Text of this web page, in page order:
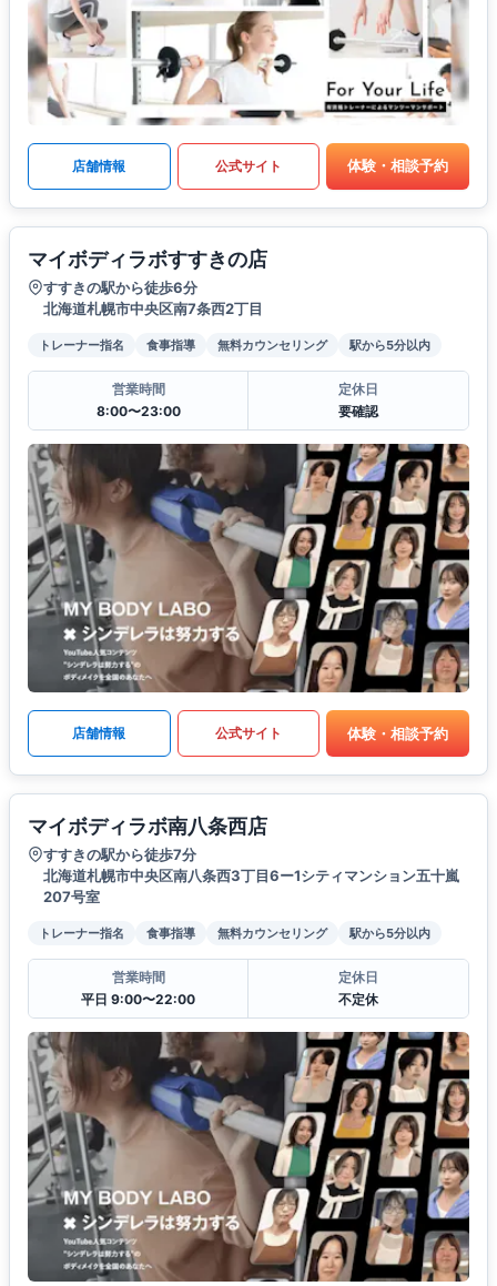
店舗情報 公式サイト 体験・相談予約
マイボディラボすすきの店
すすきの駅から徒歩6分
北海道札幌市中央区南7条西2丁目
トレーナー指名 食事指導 無料カウンセリング 駅から5分以内
営業時間
8:00〜23:00
定休日
要確認
店舗情報 公式サイト 体験・相談予約
マイボディラボ南八条西店
すすきの駅から徒歩7分
北海道札幌市中央区南八条西3丁目6ー1シティマンション五十嵐
207号室
トレーナー指名 食事指導 無料カウンセリング 駅から5分以内
営業時間
平日 9:00〜22:00
定休日
不定休